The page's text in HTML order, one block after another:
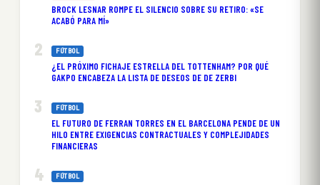
BROCK LESNAR ROMPE EL SILENCIO SOBRE SU RETIRO: «SE
ACABÓ PARA MÍ»
FÚTBOL
¿EL PRÓXIMO FICHAJE ESTRELLA DEL TOTTENHAM? POR QUÉ
GAKPO ENCABEZA LA LISTA DE DESEOS DE DE ZERBI
FÚTBOL
EL FUTURO DE FERRAN TORRES EN EL BARCELONA PENDE DE UN
HILO ENTRE EXIGENCIAS CONTRACTUALES Y COMPLEJIDADES
FINANCIERAS
FÚTBOL